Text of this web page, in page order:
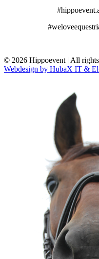
© 2026 Hippoevent | All rights
Webdesign by HubaX IT &